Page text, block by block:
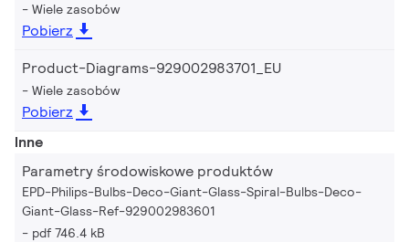
Wiele zasobów
Pobierz
Product-Diagrams-929002983701_EU
Wiele zasobów
Pobierz
Inne
Parametry środowiskowe produktów
EPD-Philips-Bulbs-Deco-Giant-Glass-Spiral-Bulbs-Deco-
Giant-Glass-Ref-929002983601
pdf 746.4 kB